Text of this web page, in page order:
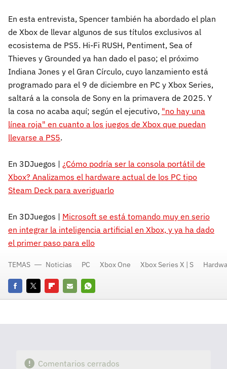
En esta entrevista, Spencer también ha abordado el plan
de Xbox de llevar algunos de sus títulos exclusivos al
ecosistema de PS5. Hi-Fi RUSH, Pentiment, Sea of
Thieves y Grounded ya han dado el paso; el próximo
Indiana Jones y el Gran Círculo, cuyo lanzamiento está
programado para el 9 de diciembre en PC y Xbox Series,
saltará a la consola de Sony en la primavera de 2025. Y
la cosa no acaba aquí; según el ejecutivo, "no hay una
línea roja" en cuanto a los juegos de Xbox que puedan
llevarse a PS5.
En 3DJuegos | ¿Cómo podría ser la consola portátil de
Xbox? Analizamos el hardware actual de los PC tipo
Steam Deck para averiguarlo
En 3DJuegos | Microsoft se está tomando muy en serio
en integrar la inteligencia artificial en Xbox, y ya ha dado
el primer paso para ello
FacebookTwitterFlipboard
E-
Whatsapp
TEMAS Noticias PC Xbox One Xbox Series X | S
Comentarios cerrados